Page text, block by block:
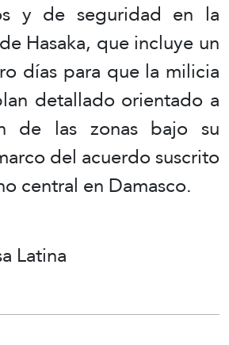
y de seguridad en la
Hasaka, que incluye un
días para que la milicia
detallado orientado a
de las zonas bajo su
del acuerdo suscrito
central en Damasco.
Latina